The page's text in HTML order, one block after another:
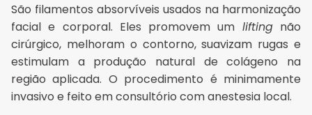
São filamentos absorvíveis usados na harmonização
facial e corporal. Eles promovem um liftingnão
cirúrgico, melhoram o contorno, suavizam rugas e
estimulam a produção natural de colágeno na
região aplicada. O procedimento é minimamente
invasivo e feito em consultório com anestesia local.